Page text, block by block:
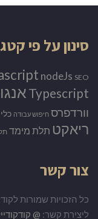
סינון על פי
nodeJs SEO
Typescript
וורדפרס חיפוש עבודה
ריאקט תלת מימד
צור קשר
כל הזכויות שמורות
ליצירת קשר: @